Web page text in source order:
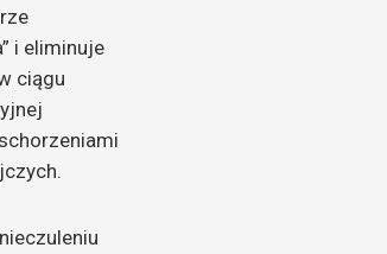
i eliminuje
ciągu